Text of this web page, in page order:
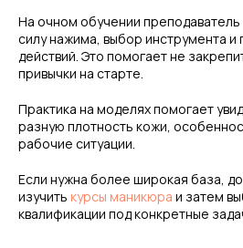
На очном обучении преподаватель
силу нажима, выбор инструмента и
действий. Это помогает не
привычки на старте.
Практика на моделях помогает
разную плотность кожи,
рабочие ситуации.
Если нужна более широкая база,
изучить курсы маникюра и затем
квалификации под конкретные